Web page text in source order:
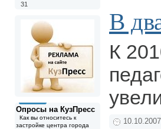
31
Опросы на КузПресс
Как вы относитесь к
застройке центра города
В
К
10.10.2007